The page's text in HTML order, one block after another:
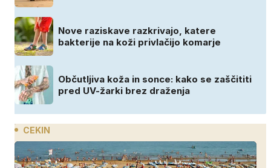
Nove raziskave razkrivajo, katere
bakterije na koži privlačijo komarje
Občutljiva koža in sonce: kako se zaščititi
pred UV-žarki brez draženja
CEKIN